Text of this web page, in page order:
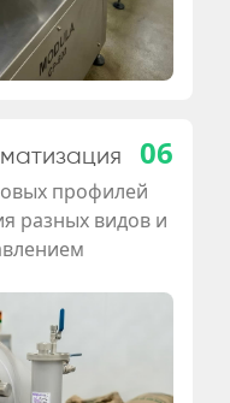
06
профилей
разных видов и